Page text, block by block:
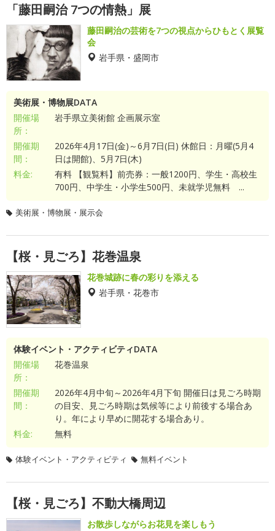
「藤田嗣治 7つの情熱」展
藤田嗣治の芸術を7つの視点からひもとく展覧
会
岩手県・盛岡市
美術展・博物展DATA
開催場
所：
岩手県立美術館 企画展示室
開催期
間：
2026年4月17日(金)～6月7日(日) 休館日：月曜(5月4
日は開館)、5月7日(木)
料金:
有料 【観覧料】前売券：一般1200円、学生・高校生
700円、中学生・小学生500円、未就学児無料 ...
美術展・博物展・展示会
【桜・見ごろ】花巻温泉
花巻城跡に春の彩りを添える
岩手県・花巻市
体験イベント・アクティビティDATA
開催場
所：
花巻温泉
開催期
間：
2026年4月中旬～2026年4月下旬 開催日は見ごろ時期
の目安、見ごろ時期は気候等により前後する場合あ
り。年により早めに開花する場合あり。
料金:
無料
体験イベント・アクティビティ 無料イベント
【桜・見ごろ】不動大橋周辺
お散歩しながらお花見を楽しもう